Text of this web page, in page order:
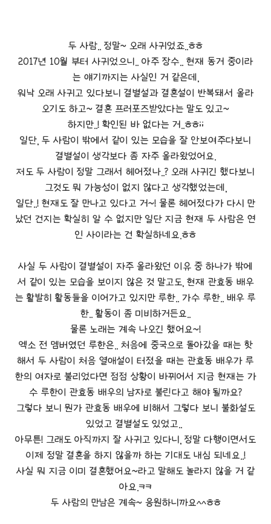
두 사람.. 정말~ 오래 사귀었죠..ㅎㅎ
2017년 10월 부터 사귀었으니.. 아주 장수.. 현재 동거 중이라
는 얘기까지는 사실인 거 같은데,
워낙 오래 사귀고 있다보니 결별설과 결혼설이 반복돼서 올라
오기도 하고~ 결혼 프러포즈받았다는 말도 있고~
하지만..! 확인된 바 없다는 거..ㅎㅎ;;
일단, 두 사람이 밖에서 같이 있는 모습을 잘 안보여주다보니
결별설이 생각보다 좀 자주 올라왔었어요.
저도 두 사람이 정말 그래서 헤어졌나..? 오래 사귀긴 했다보니
그것도 뭐 가능성이 없지 않다고 생각했었는데,
일단..! 현재도 잘 만나고 있다고 거~! 물론 헤어졌다가 다시 만
났던 건지는 확실히 알 수 없지만 일단 지금 현재 두 사람은 연
인 사이라는 건 확실하네요.ㅎㅎ
사실 두 사람이 결별설이 자주 올라왔던 이유 중 하나가 밖에
서 같이 있는 모습을 보이지 않은 것 말고도, 현재 관효동 배우
는 활발히 활동들을 이어가고 있지만 루한.. 가수 루한.. 배우 루
한.. 활동이 좀 미비하거든요..
물론 노래는 계속 나오긴 했어요~!
엑소 전 멤버였던 루한은.. 처음에 중국으로 돌아갔을 때는 핫
해서 두 사람이 처음 열애설이 터졌을 때는 관효동 배우가 루
한의 여자로 불리었다면 점점 상황이 바뀌어서 지금 현재는 가
수 루한이 관효동 배우의 남자로 불린다고 해야 될까요?
그렇다 보니 뭔가 관효동 배우에 비해서 그렇다 보니 불화설도
있었고 결별설도 있었고..
아무튼! 그래도 아직까지 잘 사귀고 있다니, 정말 다행이면서도
이제 정말 결혼을 하지 않을까 하는 기대도 내심 되네요..!
사실 뭐 지금 이미 결혼했어요~라고 말해도 놀라지 않을 거 같
아요.ㅋㅋ
두 사람의 만남은 계속~ 응원하니까요^^ㅎㅎ